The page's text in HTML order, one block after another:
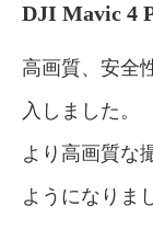
DJI Mavic 4
高画質、安全
入しました。
より高画質な
ようになりま